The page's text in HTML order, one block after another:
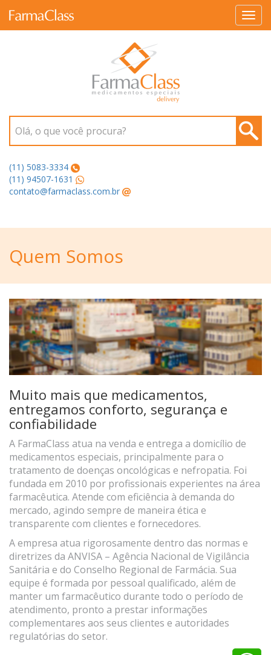
Olá, o que você procura?
(11) 5083-3334
(11) 94507-1631
contato@farmaclass.com.br
Quem Somos
Muito mais que medicamentos,
entregamos conforto, segurança e
confiabilidade
A FarmaClass atua na venda e entrega a domicílio de
medicamentos especiais, principalmente para o
tratamento de doenças oncológicas e nefropatia. Foi
fundada em 2010 por profissionais experientes na área
farmacêutica. Atende com eficiência à demanda do
mercado, agindo sempre de maneira ética e
transparente com clientes e fornecedores.
A empresa atua rigorosamente dentro das normas e
diretrizes da ANVISA – Agência Nacional de Vigilância
Sanitária e do Conselho Regional de Farmácia. Sua
equipe é formada por pessoal qualificado, além de
manter um farmacêutico durante todo o período de
atendimento, pronto a prestar informações
complementares aos seus clientes e autoridades
regulatórias do setor.